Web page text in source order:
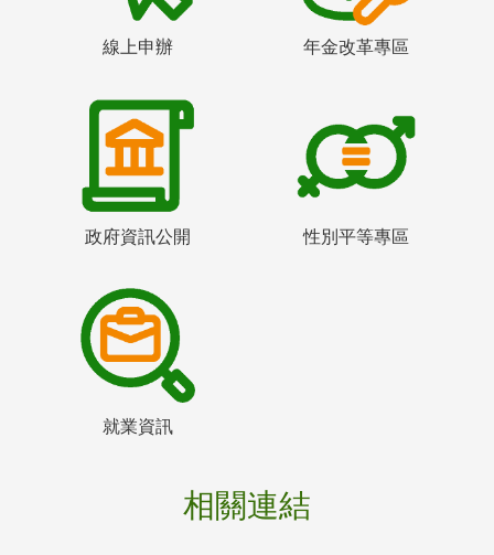
線上申辦 年金改革專區
政府資訊公開 性別平等專區
就業資訊
相關連結